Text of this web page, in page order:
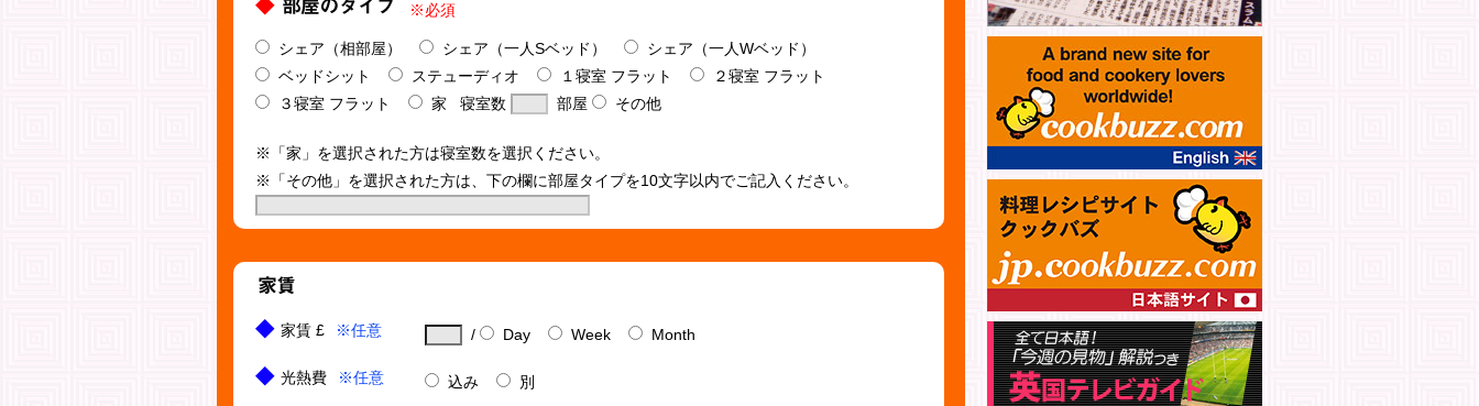
※必須
シェア（相部屋） シェア（一人Sベッド）
シェア（一人Wベッド）
ベッドシット
ステューディオ １寝室 フラット
２寝室 フラット
３寝室 フラット
家 寝室数 部屋 その他
※「家」を選択された方は寝室数を選択ください。
※「その他」を選択された方は、下の欄に部屋タイプを10文字以内でご記入ください。
家賃 £ ※任意 / Day Week Month
光熱費 ※任意 込み 別